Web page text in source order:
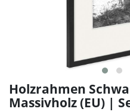
Holzrahmen
Massivholz (EU) |